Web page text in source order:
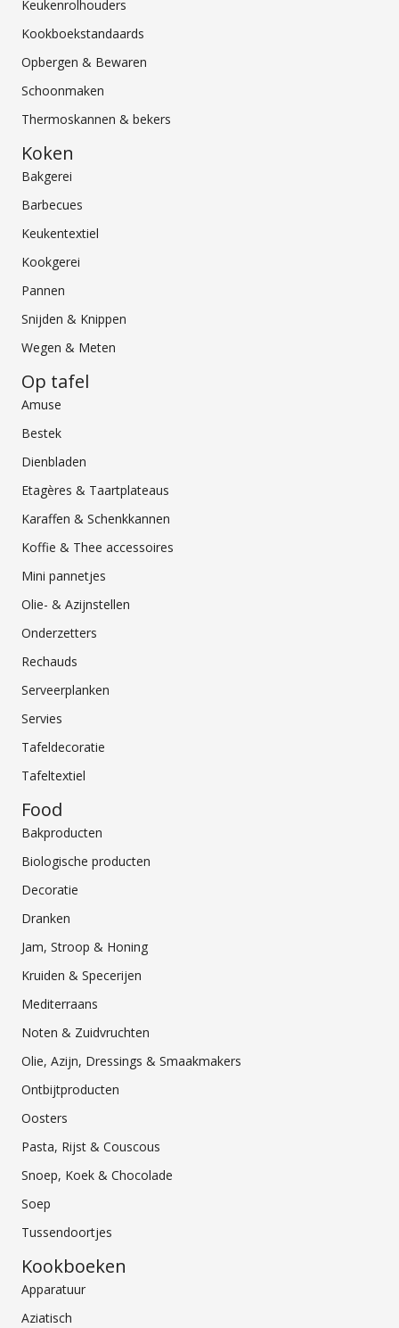
Keukenrolhouders
Kookboekstandaards
Opbergen & Bewaren
Schoonmaken
Thermoskannen & bekers
Koken
Bakgerei
Barbecues
Keukentextiel
Kookgerei
Pannen
Snijden & Knippen
Wegen & Meten
Op tafel
Amuse
Bestek
Dienbladen
Etagères & Taartplateaus
Karaffen & Schenkkannen
Koffie & Thee accessoires
Mini pannetjes
Olie- & Azijnstellen
Onderzetters
Rechauds
Serveerplanken
Servies
Tafeldecoratie
Tafeltextiel
Food
Bakproducten
Biologische producten
Decoratie
Dranken
Jam, Stroop & Honing
Kruiden & Specerijen
Mediterraans
Noten & Zuidvruchten
Olie, Azijn, Dressings & Smaakmakers
Ontbijtproducten
Oosters
Pasta, Rijst & Couscous
Snoep, Koek & Chocolade
Soep
Tussendoortjes
Kookboeken
Apparatuur
Aziatisch